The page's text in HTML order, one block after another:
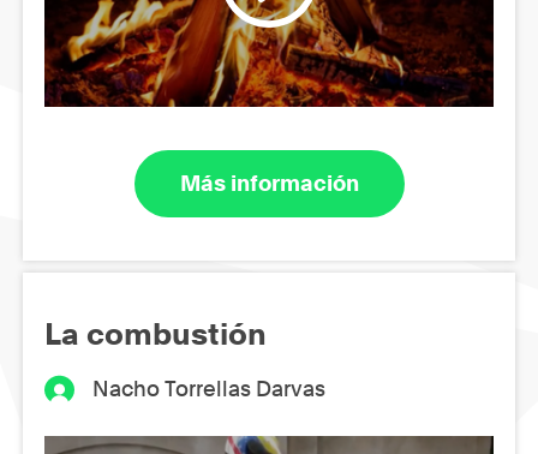
Más información
La combustión
Nacho Torrellas Darvas